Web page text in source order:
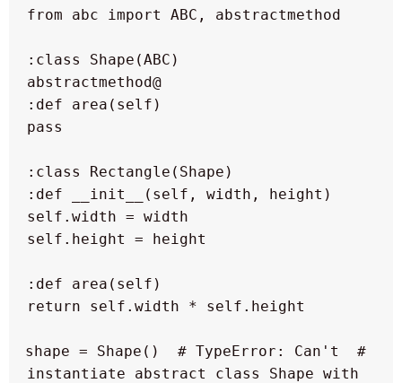
# shape = Shape()  # TypeError: Can't
instantiate abstract class Shape with